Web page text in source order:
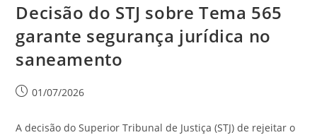
Decisão do STJ sobre Tema 565
garante segurança jurídica no
saneamento
01/07/2026
A decisão do Superior Tribunal de Justiça (STJ) de rejeitar o